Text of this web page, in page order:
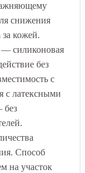
снижения
кожей.
— силиконовая
без
с
с латексными
без
Способ
на участок